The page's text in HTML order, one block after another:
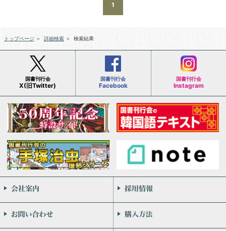
1
トップページ ＞ 詳細検索 ＞ 検索結果
国書刊行会
X(旧Twitter)
国書刊行会
Facebook
国書刊行会
Instagram
会社案内
お問い合わせ